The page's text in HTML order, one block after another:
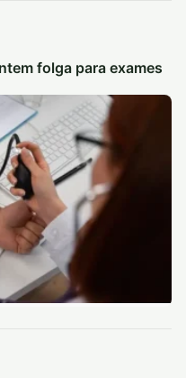
folga para exames